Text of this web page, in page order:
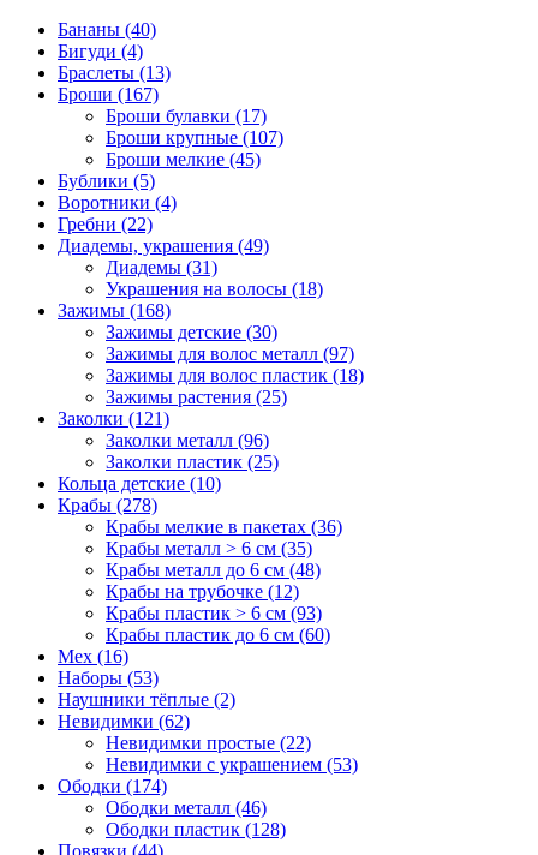
Бананы (40)
Бигуди (4)
Браслеты (13)
Броши (167)
Броши булавки (17)
Броши крупные (107)
Броши мелкие (45)
Бублики (5)
Воротники (4)
Гребни (22)
Диадемы, украшения (49)
Диадемы (31)
Украшения на волосы (18)
Зажимы (168)
Зажимы детские (30)
Зажимы для волос металл (97)
Зажимы для волос пластик (18)
Зажимы растения (25)
Заколки (121)
Заколки металл (96)
Заколки пластик (25)
Кольца детские (10)
Крабы (278)
Крабы мелкие в пакетах (36)
Крабы металл > 6 см (35)
Крабы металл до 6 см (48)
Крабы на трубочке (12)
Крабы пластик > 6 см (93)
Крабы пластик до 6 см (60)
Мех (16)
Наборы (53)
Наушники тёплые (2)
Невидимки (62)
Невидимки простые (22)
Невидимки с украшением (53)
Ободки (174)
Ободки металл (46)
Ободки пластик (128)
Повязки (44)